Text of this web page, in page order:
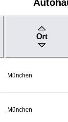
Ort
München
München